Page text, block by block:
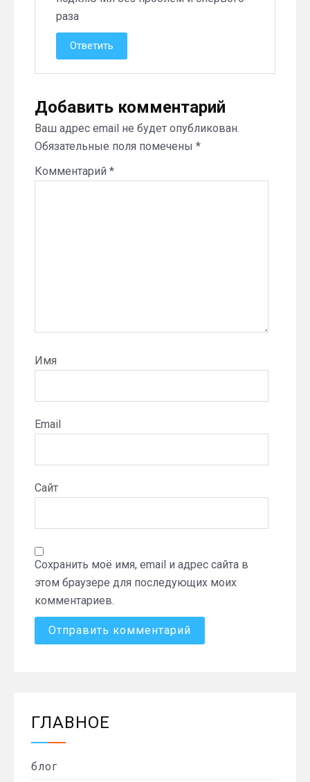
раза
Ответить
Добавить комментарий
Ваш адрес email не будет опубликован.
Обязательные поля помечены *
Комментарий *
Имя
Email
Сайт
Сохранить моё имя, email и адрес сайта в
этом браузере для последующих моих
комментариев.
ГЛАВНОЕ
блог